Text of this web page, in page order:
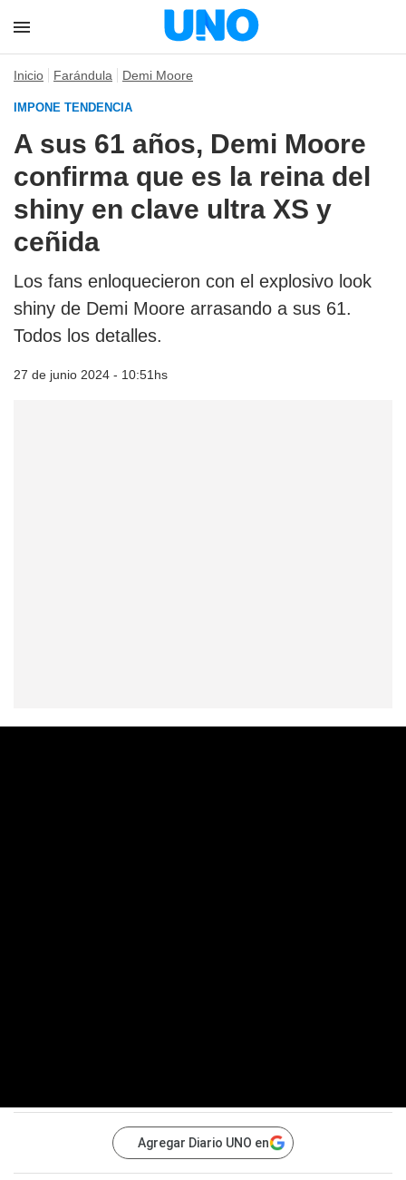
Inicio Farándula Demi Moore
IMPONE TENDENCIA
A sus 61 años, Demi Moore
confirma que es la reina del
shiny en clave ultra XS y
ceñida
Los fans enloquecieron con el explosivo look
shiny de Demi Moore arrasando a sus 61.
Todos los detalles.
27 de junio 2024 - 10:51hs
Agregar Diario UNO en